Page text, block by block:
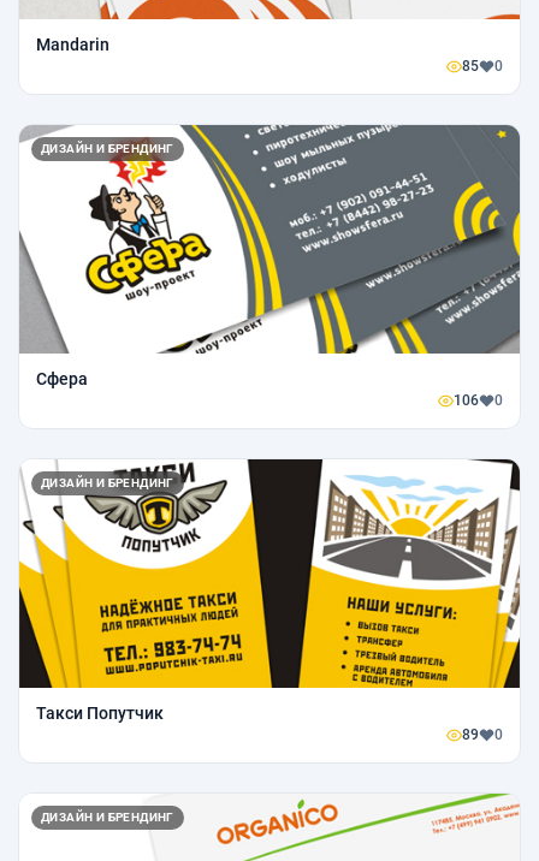
Mandarin
85 0
ДИЗАЙН И БРЕНДИНГ
Сфера
106 0
ДИЗАЙН И БРЕНДИНГ
Такси Попутчик
89 0
ДИЗАЙН И БРЕНДИНГ